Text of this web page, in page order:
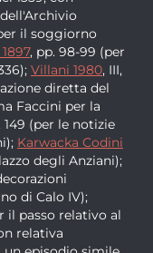
il soggiorno
, pp. 98-99 (per
Villani 1980, III,
diretta del
Faccini per la
149 (per le notizie
Karwacka Codini
degli Anziani);
di Calo IV);
il passo relativo al
relativa